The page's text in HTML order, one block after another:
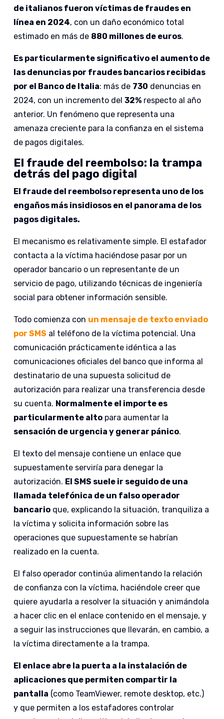
de italianos fueron víctimas de fraudes en
línea en 2024, con un daño económico total
estimado en más de 880 millones de euros.
Es particularmente significativo el aumento de
las denuncias por fraudes bancarios recibidas
por el Banco de Italia: más de 730 denuncias en
2024, con un incremento del32% respecto al año
anterior. Un fenómeno que representa una
amenaza creciente para la confianza en el sistema
de pagos digitales.
El fraude del reembolso: la trampa
detrás del pago digital
El fraude del reembolso representa uno de los
engaños más insidiosos en el panorama de los
pagos digitales.
El mecanismo es relativamente simple. El estafador
contacta a la víctima haciéndose pasar por un
operador bancario o un representante de un
servicio de pago, utilizando técnicas de ingeniería
social para obtener información sensible.
Todo comienza con un mensaje de texto enviado
por SMS al teléfono de la víctima potencial. Una
comunicación prácticamente idéntica a las
comunicaciones oficiales del banco que informa al
destinatario de una supuesta solicitud de
autorización para realizar una transferencia desde
su cuenta. Normalmente el importe es
particularmente alto para aumentar la
sensación de urgencia y generar pánico.
El texto del mensaje contiene un enlace que
supuestamente serviría para denegar la
autorización. El SMS suele ir seguido de una
llamada telefónica de un falso operador
bancario que, explicando la situación, tranquiliza a
la víctima y solicita información sobre las
operaciones que supuestamente se habrían
realizado en la cuenta.
El falso operador continúa alimentando la relación
de confianza con la víctima, haciéndole creer que
quiere ayudarla a resolver la situación y animándola
a hacer clic en el enlace contenido en el mensaje, y
a seguir las instrucciones que llevarán, en cambio, a
la víctima directamente a la trampa.
El enlace abre la puerta a la instalación de
aplicaciones que permiten compartir la
pantalla (como TeamViewer, remote desktop, etc.)
y que permiten a los estafadores controlar